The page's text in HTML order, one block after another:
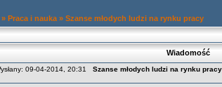
» Praca i nauka » Szanse młodych ludzi na rynku pracy
Wiadomość
09-04-2014, 20:31 Szanse młodych ludzi na rynku pracy